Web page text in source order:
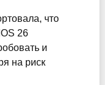
что
26
и
на риск